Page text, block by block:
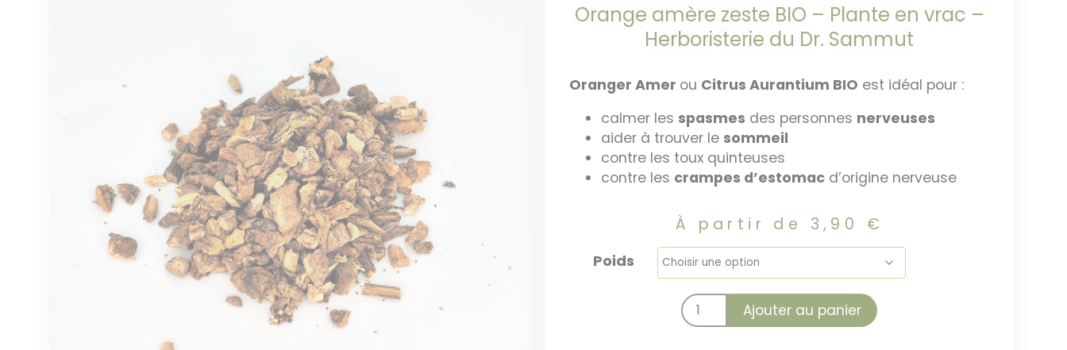
Orange amère zeste BIO – Plante en vrac –
Herboristerie du Dr. Sammut
Oranger Amer ou Citrus Aurantium BIO est idéal pour :
calmer les spasmes des personnes nerveuses
aider à trouver le sommeil
contre les toux quinteuses
contre les crampes d’estomac d’origine nerveuse
À partir de 3,90 €
Poids
Ajouter au panier